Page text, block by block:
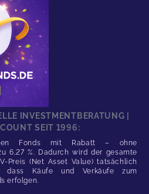
INVESTMENTBERATUNG |
SEIT 1996:
Fonds mit Rabatt – ohne
6,27 %. Dadurch wird der gesamte
Preis (Net Asset Value) tatsächlich
dass Käufe und Verkäufe zum
erfolgen.